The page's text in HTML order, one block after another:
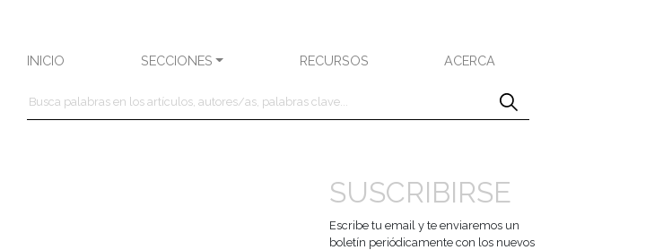
INICIO SECCIONES RECURSOS ACERCA
SUSCRIBIRSE
Escribe tu email y te enviaremos un
boletín periódicamente con los nuevos